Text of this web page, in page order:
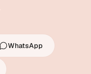
WhatsApp